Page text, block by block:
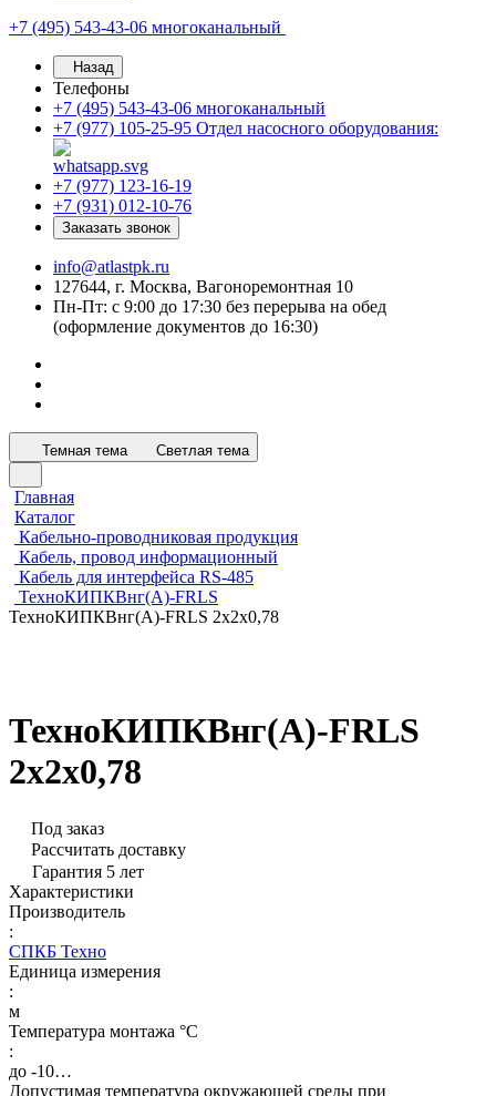
+7 (495) 543-43-06 многоканальный
Назад
Телефоны
+7 (495) 543-43-06 многоканальный
+7 (977) 105-25-95 Отдел насосного оборудования:
+7 (977) 123-16-19
+7 (931) 012-10-76
Заказать звонок
info@atlastpk.ru
127644, г. Москва, Вагоноремонтная 10
Пн-Пт: с 9:00 до 17:30 без перерыва на обед
(оформление документов до 16:30)
Темная тема Светлая тема
Главная
Каталог
Кабельно-проводниковая продукция
Кабель, провод информационный
Кабель для интерфейса RS-485
ТехноКИПКВнг(А)-FRLS
ТехноКИПКВнг(А)-FRLS 2х2х0,78
ТехноКИПКВнг(А)-FRLS
2х2х0,78
Под заказ
Рассчитать доставку
Гарантия 5 лет
Характеристики
Производитель
:
СПКБ Техно
Единица измерения
:
м
Температура монтажа °C
:
до -10…
Допустимая температура окружающей среды при